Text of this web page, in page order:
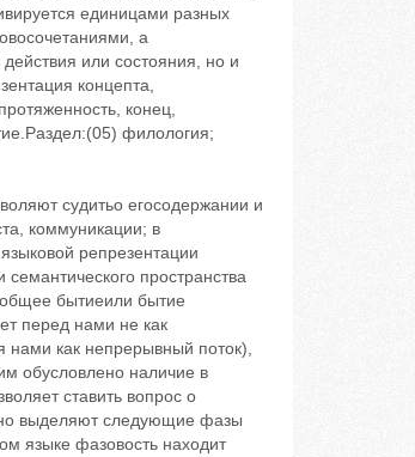
единицами разных
а
или состояния, но и
концепта,
конец,
филология;
судитьо егосодержании и
коммуникации; в
репрезентации
пространства
бытиеили бытие
перед нами не как
как непрерывный поток),
обусловлено наличие в
ставить вопрос о
выделяют следующие фазы
языке фазовость находит